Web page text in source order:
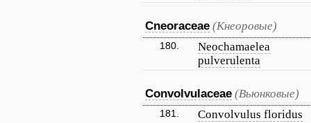
Cneoraceae (Кнеоровые)
180.
Neochamaelea
pulverulenta
Convolvulaceae (Вьюнковые)
181. Convolvulus floridus